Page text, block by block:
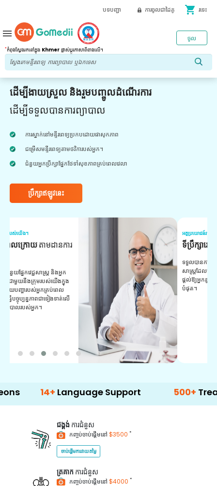
បទបញ្ជា ការចូលជាដៃគូ shopping_cart រទេះ
*កំពុងស្វែងរកនៅក្នុង Khmer ផ្លាស់ប្តូរភាសាពីខាងលើ។
ចូល
menu
ដើម្បីងាយស្រួល និងរួមបញ្ចូលដំណើរការ
ដើម្បីទទួលបានការព្យាបាល
ការស្នាក់នៅមន្ទីរពេទ្យប្រកបដោយផាសុកភាព
ជម្រើសមន្ទីរពេទ្យតាមថវិការបស់អ្នក។
ជំនួយអ្នកប្រឹក្សាផ្នែកថែទាំសុខភាពគ្រប់ពេលវេលា
ប្រឹក្សាឥឡូវនេះ
អត្ថប្រយោជន៍របស់យើង។
ទីប្រឹក្សាវេជ្ជសាស្ត្រជំនួយ
សាស្ត្រដែលមានបទពិសោធន៍របស់យើង។
ផ្តល់ឱ្យអ្នកនូវដំបូន្មាន និងការណែនាំដ៏ល្អ
បំផុត។
14+Language Support 500+ Treatment
ជង្គង់ ការជំនួស
កញ្ចប់ចាប់ផ្តើមនៅ $3500 *
ចាប់ផ្តើមការវាយតម្លៃ
ត្រគាក ការជំនួស
កញ្ចប់ចាប់ផ្តើមនៅ $4000 *